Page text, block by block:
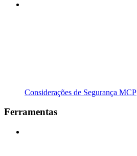
Considerações de Segurança MCP
Ferramentas